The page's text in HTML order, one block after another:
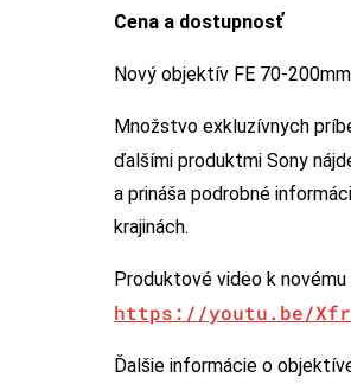
Cena a dostupnosť
Nový objektív FE 70-
Množstvo exkluzívnych
ďalšími produktmi Sony
a prináša podrobné
krajinách.
Produktové video k
https://youtu.be/
Ďalšie informácie o